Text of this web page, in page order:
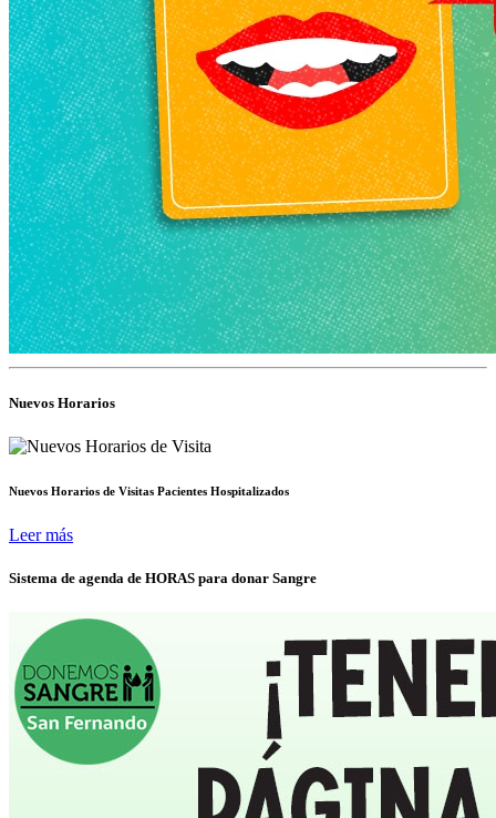
Nuevos Horarios
Nuevos Horarios de Visitas Pacientes Hospitalizados
Leer más
Sistema de agenda de HORAS para donar Sangre